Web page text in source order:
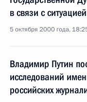
в связи с
5 октября 2000 года,
Владимир Путин
исследований
российских